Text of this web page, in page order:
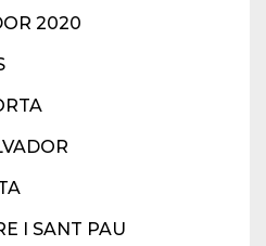
2020
I SANT PAU